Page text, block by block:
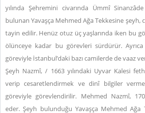
yılında Şehremini civarında Ümmî Sinanzâde
bulunan Yavaşça Mehmed Ağa Tekkesine şeyh,
tayin edilir. Henüz otuz üç yaşlarında iken bu
ölünceye kadar bu görevleri sürdürür.
göreviyle İstanbul’daki bazı camilerde de vaaz
Şeyh Nazmî, / 1663 yılındaki Uyvar Kalesi
verip cesaretlendirmek ve dinî bilgiler
göreviyle görevlendirilir. Mehmed Nazmî,
eder. Şeyh bulunduğu Yavaşça Mehmed Ağa